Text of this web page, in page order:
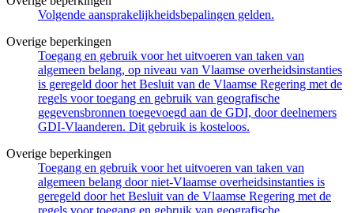
Volgende aansprakelijkheidsbepalingen gelden.
Overige beperkingen
Toegang en gebruik voor het uitvoeren van taken van
algemeen belang, op niveau van Vlaamse overheidsinstanties
is geregeld door het Besluit van de Vlaamse Regering met de
regels voor toegang en gebruik van geografische
gegevensbronnen toegevoegd aan de GDI, door deelnemers
GDI-Vlaanderen. Dit gebruik is kosteloos.
Overige beperkingen
Toegang en gebruik voor het uitvoeren van taken van
algemeen belang door niet-Vlaamse overheidsinstanties is
geregeld door het Besluit van de Vlaamse Regering met de
regels voor toegang en gebruik van geografische